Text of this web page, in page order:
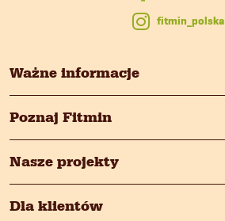
y
Ważne informacje
Poznaj Fitmin
Nasze projekty
Dla klientów
fitmin_polska